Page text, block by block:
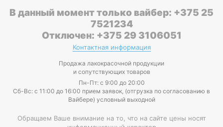
В данный момент только вайбер: +375 25
7521234
Отключен: +375 29 3106051
Контактная информация
Продажа лакокрасочной продукции
и сопутствующих товаров
Пн-Пт: с 9:00 до 20:00
Cб-Вс: с 11:00 до 16:00 прием заявок, (отгрузка по согласованию в
Вайбере) условный выходной
Обращаем Ваше внимание на то, что на сайте цены носят